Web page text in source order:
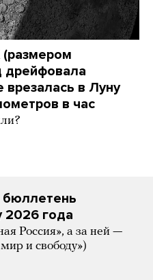
(размером
дрейфовала
врезалась в Луну
в час
бюллетень
2026 года
Россия», а за ней —
и свободу»)